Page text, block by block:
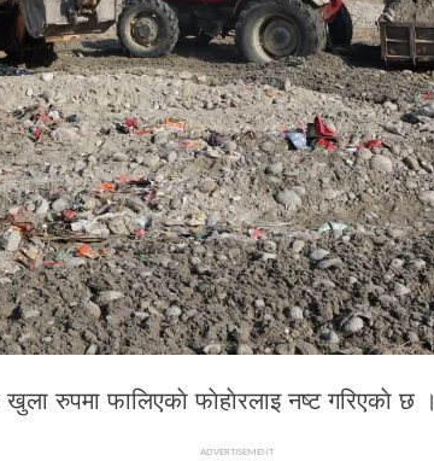
रुपमा फालिएकाे फाेहाेरलाइ नष्ट गरिएकाे छ ।
ADVERTISEMENT